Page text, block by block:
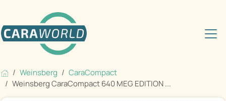
Weinsberg
CaraCompact
Weinsberg CaraCompact 640 MEG EDITION ...